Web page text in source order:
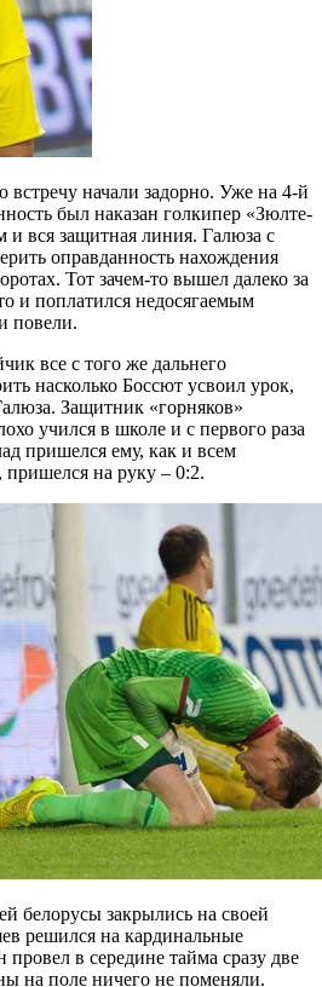
начали задорно. Уже на 4-й
был наказан голкипер «Зюлте-
и вся защитная линия. Галюза с
оправданность нахождения
Тот зачем-то вышел далеко за
и поплатился недосягаемым
повели.
все с того же дальнего
насколько Боссют усвоил урок,
Защитник «горняков»
учился в школе и с первого раза
пришелся ему, как и всем
на руку – 0:2.
белорусы закрылись на своей
решился на кардинальные
в середине тайма сразу две
на поле ничего не поменяли.